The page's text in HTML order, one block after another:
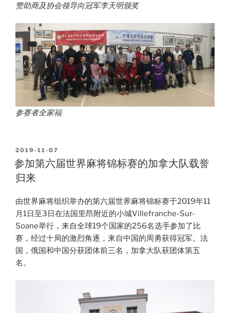
赞助商及协会领导向冠军李天明颁奖
参赛者全家福
POSTED
ON
2019-11-07
参加第六届世界麻将锦标赛的加拿大队载誉
归来
由世界麻将组织举办的第六届世界麻将锦标赛于2019年11
月1日至3日在法国里昂附近的小城Villefranche-Sur-
Soane举行，来自全球19个国家的256名选手参加了比
赛，经过十局的激烈角逐，来自中国的周勇获得冠军。法
国，俄国和中国分获团体前三名，加拿大队获团体第五
名。